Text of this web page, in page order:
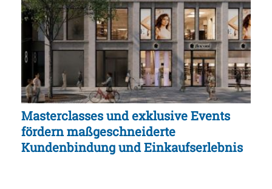
Masterclasses und exklusive Events
fördern maßgeschneiderte
Kundenbindung und Einkaufserlebnis